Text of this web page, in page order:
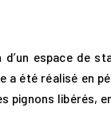
espace de
été réalisé en
libérés,